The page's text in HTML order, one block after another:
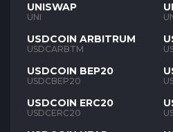
UNISWAP
UNI
USDCOIN ARBITRUM
USDCARBTM
USDCOIN BEP20
USDCBEP20
USDCOIN ERC20
USDCERC20